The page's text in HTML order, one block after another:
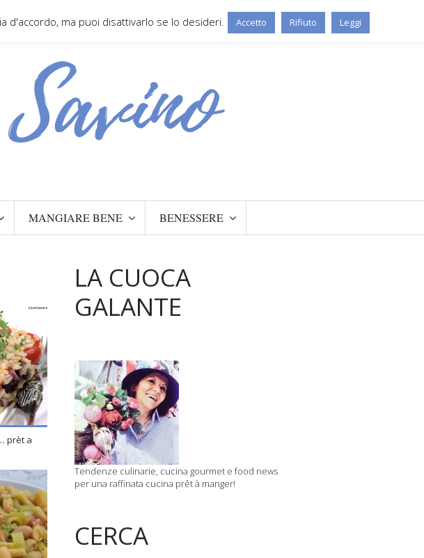
MANGIARE BENE BENESSERE
4
10 Min
prèt a
LA CUOCA
GALANTE
Tendenze culinarie, cucina gourmet e food news
per una raffinata cucina prêt à manger!
CERCA
d'accordo, ma puoi disattivarlo se lo desideri. Accetto Rifiuto Leggi